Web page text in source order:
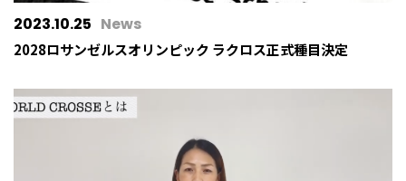
2023.10.25 News
2028ロサンゼルスオリンピック ラクロス正式種目決定